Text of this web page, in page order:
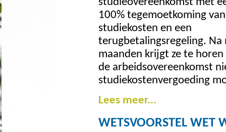
100% tegemoetkoming
studiekosten en een
terugbetalingsregeling. Na
maanden krijgt ze te
de arbeidsovereenkomst
studiekostenvergoeding
Lees meer...
WETSVOORSTEL WET